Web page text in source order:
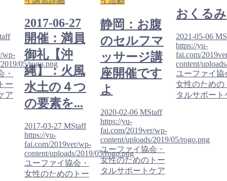
wp-
05/rogo.png
・
ー
ア
2017-06-27
開催：満員
御礼【沖
縄】：火風
水土の４つ
の要素を...
2017-03-27 MStaff
https://yu-
fai.com/2019ver/wp-
content/uploads/2019/05/rogo.png
ユーファイ協会・
女性のためのトー
静岡：お腹
のセルフマ
ッサージ講
座開催です
よ
2020-02-06 MStaff
https://yu-
fai.com/2019ver/wp-
content/uploads/2019/05/rogo.png
ユーファイ協会・
女性のためのトー
タルサポートケア
おくるみ
2021-05-06
https://yu-
fai.com/
content/
ユーファイ協
女性のための
タルサポート